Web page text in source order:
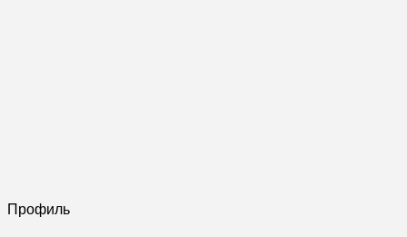
Профиль